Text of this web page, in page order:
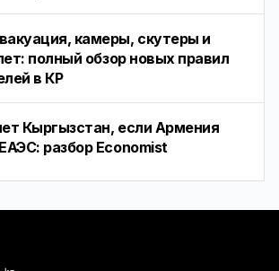
камеры, скутеры и
полный обзор новых правил
в КР
Кыргызстан, если Армения
разбор Economist